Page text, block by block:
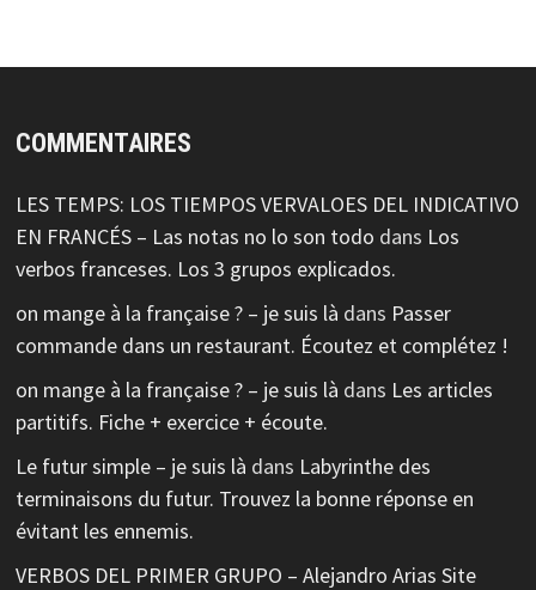
COMMENTAIRES
LES TEMPS: LOS TIEMPOS VERVALOES DEL INDICATIVO
EN FRANCÉS – Las notas no lo son todo dans Los
verbos franceses. Los 3 grupos explicados.
on mange à la française ? – je suis là dans Passer
commande dans un restaurant. Écoutez et complétez !
on mange à la française ? – je suis là dans Les articles
partitifs. Fiche + exercice + écoute.
Le futur simple – je suis là dans Labyrinthe des
terminaisons du futur. Trouvez la bonne réponse en
évitant les ennemis.
VERBOS DEL PRIMER GRUPO – Alejandro Arias Site